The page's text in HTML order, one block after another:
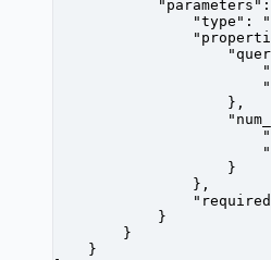
            "parameters"
                "type"
:
                    },
                    }
                },
            }
        }
    }